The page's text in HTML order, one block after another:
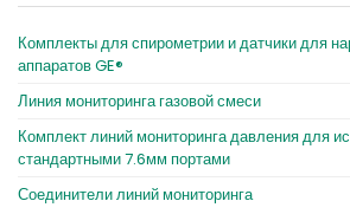
Комплекты для спирометрии и датчики для
аппаратов GE®
Линия мониторинга газовой смеси
Комплект линий мониторинга давления для
стандартными 7.6мм портами
Соединители линий мониторинга